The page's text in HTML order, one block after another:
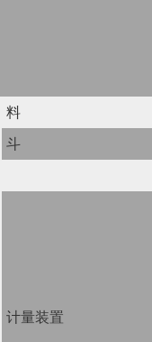
料
斗
计量装置